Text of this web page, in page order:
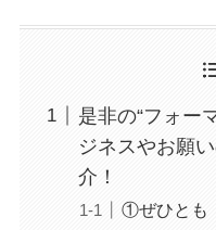
是非の“フォー
ジネスやお願
介！
①ぜひとも